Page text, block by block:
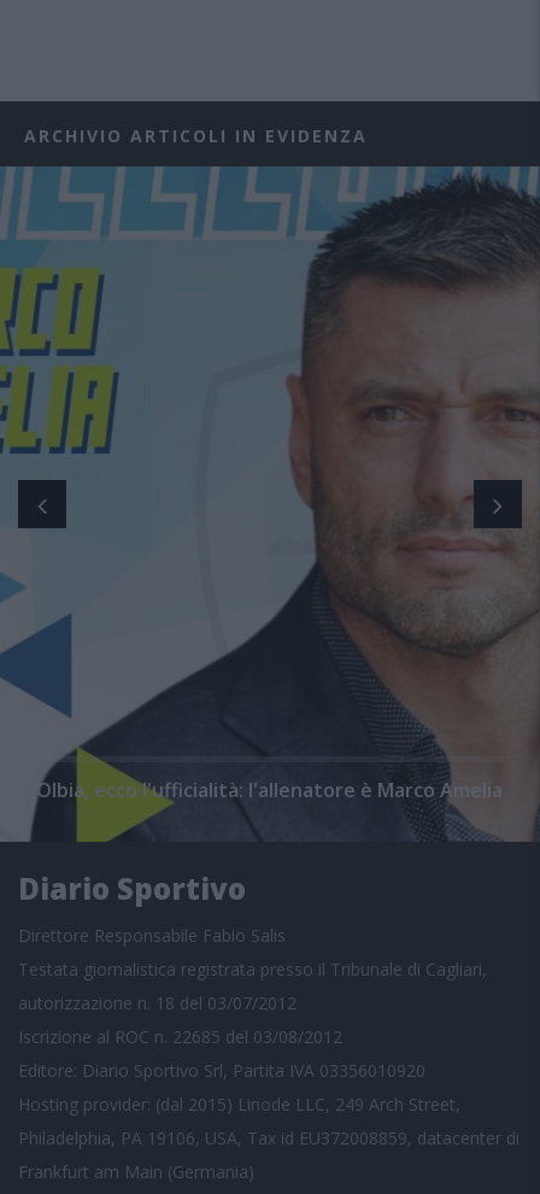
ARCHIVIO ARTICOLI IN EVIDENZA
Olbia, ecco l'ufficialità: l'allenatore è Marco Amelia
Diario Sportivo
Direttore Responsabile Fabio Salis
Testata giornalistica registrata presso il Tribunale di Cagliari,
autorizzazione n. 18 del 03/07/2012
Iscrizione al ROC n. 22685 del 03/08/2012
Editore: Diario Sportivo Srl, Partita IVA 03356010920
Hosting provider: (dal 2015) Linode LLC, 249 Arch Street,
Philadelphia, PA 19106, USA, Tax id EU372008859, datacenter di
Frankfurt am Main (Germania)